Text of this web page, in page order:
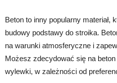
Beton to inny popularny
budowy podstawy do stroika.
na warunki atmosferyczne i
Możesz zdecydować się na
wylewki, w zależności od